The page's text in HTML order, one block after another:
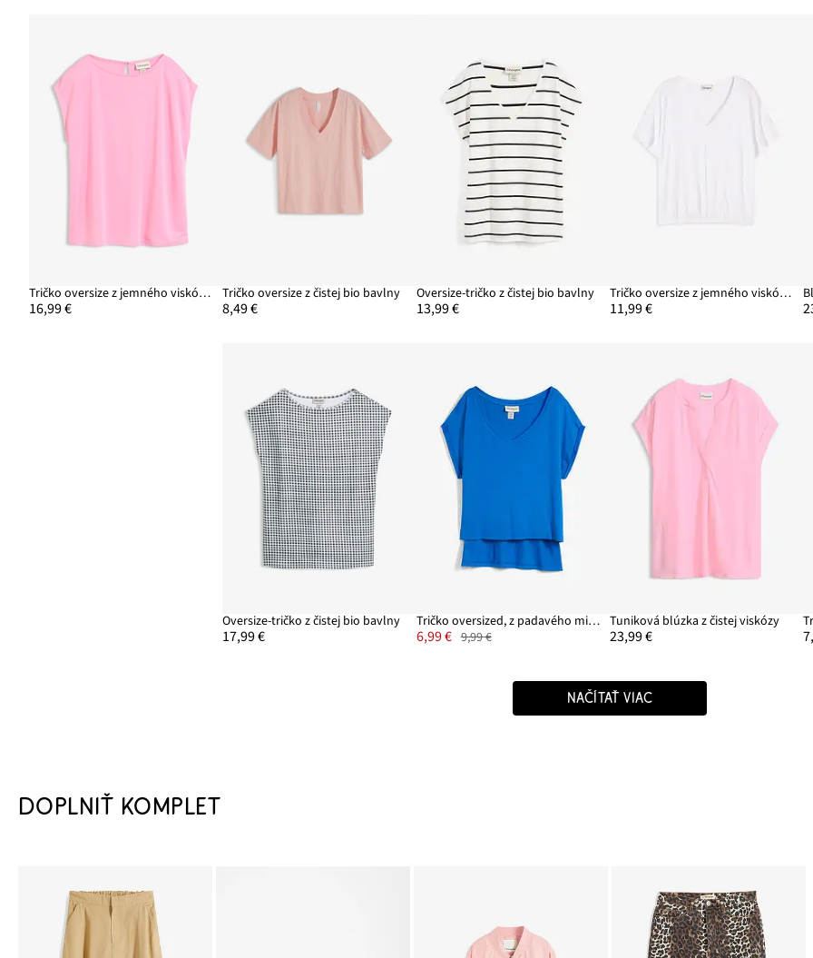
Tričko oversize z jemného viskózového mixu
16,99 €
Tričko oversize z čistej bio bavlny
8,49 €
Oversize-tričko z čistej bio bavlny
13,99 €
Tričko oversize z jemného viskózového mixu
11,99 €
Oversize-tričko z čistej bio bavlny
17,99 €
Tričko oversized, z padavého mixu viskózu
6,99 € 9,99 €
Tuniková blúzka z čistej viskózy
23,99 €
NAČÍTAŤ VIAC
DOPLNIŤ KOMPLET